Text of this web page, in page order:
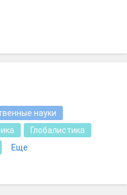
науки
Глобалистика
Еще